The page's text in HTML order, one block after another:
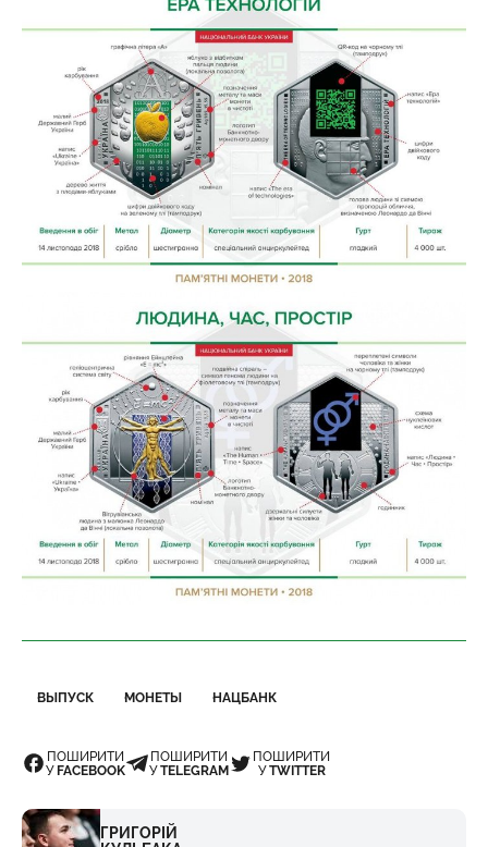
ВЫПУСК МОНЕТЫ НАЦБАНК
ПОШИРИТИ
У FACEBOOK
ПОШИРИТИ
УTELEGRAM
ПОШИРИТИ
УTWITTER
ГРИГОРІЙ